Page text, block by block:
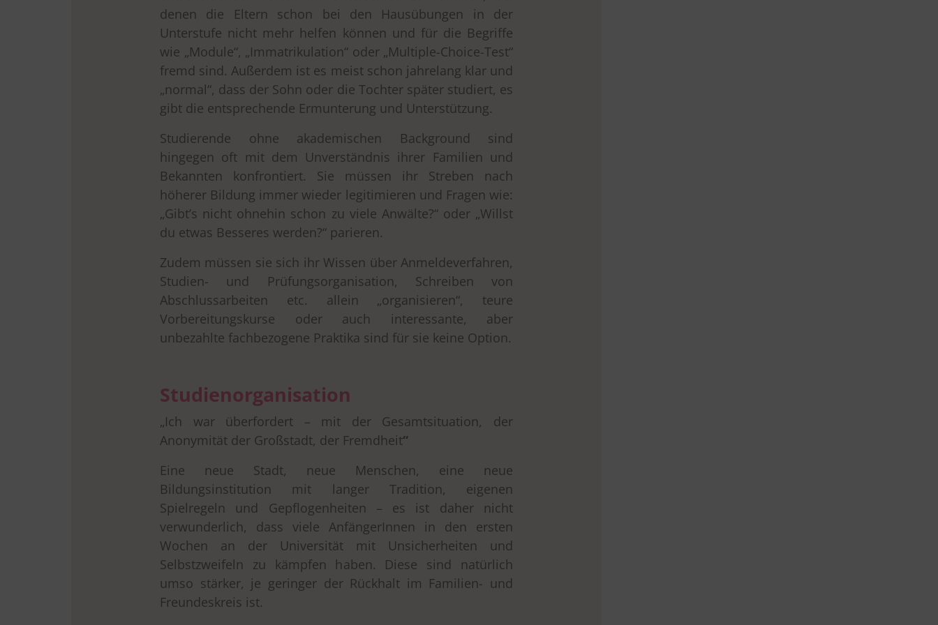
denen die Eltern schon bei den Hausübungen in der
Unterstufe nicht mehr helfen können und für die Begriffe
wie „Module“, „Immatrikulation“ oder „Multiple-Choice-Test“
fremd sind. Außerdem ist es meist schon jahrelang klar und
„normal“, dass der Sohn oder die Tochter später studiert, es
gibt die entsprechende Ermunterung und Unterstützung.
Studierende ohne akademischen Background sind
hingegen oft mit dem Unverständnis ihrer Familien und
Bekannten konfrontiert. Sie müssen ihr Streben nach
höherer Bildung immer wieder legitimieren und Fragen wie:
„Gibt’s nicht ohnehin schon zu viele Anwälte?“ oder „Willst
du etwas Besseres werden?“ parieren.
Zudem müssen sie sich ihr Wissen über Anmeldeverfahren,
Studien- und Prüfungsorganisation, Schreiben von
Abschlussarbeiten etc. allein „organisieren“, teure
Vorbereitungskurse oder auch interessante, aber
unbezahlte fachbezogene Praktika sind für sie keine Option.
Studienorganisation
„Ich war überfordert – mit der Gesamtsituation, der
Anonymität der Großstadt, der Fremdheit“
Eine neue Stadt, neue Menschen, eine neue
Bildungsinstitution mit langer Tradition, eigenen
Spielregeln und Gepflogenheiten – es ist daher nicht
verwunderlich, dass viele AnfängerInnen in den ersten
Wochen an der Universität mit Unsicherheiten und
Selbstzweifeln zu kämpfen haben. Diese sind natürlich
umso stärker, je geringer der Rückhalt im Familien- und
Freundeskreis ist.